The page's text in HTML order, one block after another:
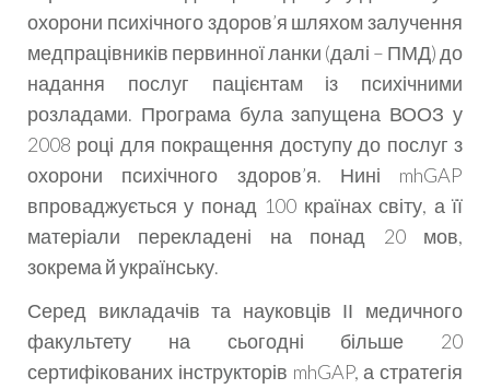
охорони психічного здоров’я шляхом залучення
медпрацівників первинної ланки (далі – ПМД) до
надання послуг пацієнтам із психічними
розладами. Програма була запущена ВООЗ у
2008 році для покращення доступу до послуг з
охорони психічного здоров’я. Нині mhGAP
впроваджується у понад 100 країнах світу, а її
матеріали перекладені на понад 20 мов,
зокрема й українську.
Серед викладачів та науковців ІІ медичного
факультету на сьогодні більше 20
сертифікованих інструкторів mhGAP, а стратегія